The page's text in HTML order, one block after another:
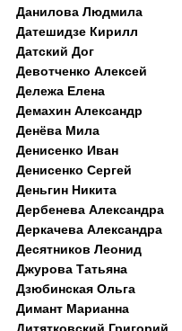
Данилова Людмила
Датешидзе Кирилл
Датский Дог
Девотченко Алексей
Дележа Елена
Демахин Александр
Денёва Мила
Денисенко Иван
Денисенко Сергей
Деньгин Никита
Дербенева Александра
Деркачева Александра
Десятников Леонид
Джурова Татьяна
Дзюбинская Ольга
Димант Марианна